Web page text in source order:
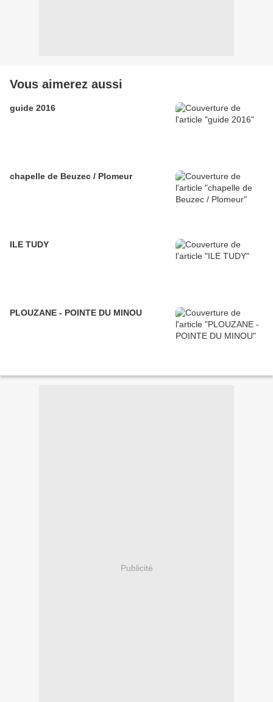
Vous aimerez aussi
guide 2016
chapelle de Beuzec / Plomeur
ILE TUDY
PLOUZANE - POINTE DU MINOU
Publicité